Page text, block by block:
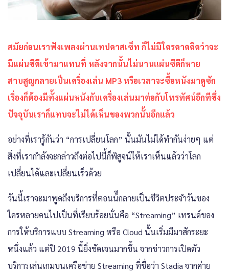
สมัยก่อนเราฟังเพลงผ่านเทปคาสเซ็ท ก็ไม่มีใครคาดคิดว่าจะ
มีแผ่นซีดีเข้ามาแทนที่ หลังจากนั้นไม่นานแผ่นซีดีก็หาย
สาบสูญกลายเป็นเครื่องเล่น MP3 หรือเวลาจะซื้อหนังมาดูซัก
เรื่องก็ต้องมีทั้งแผ่นหนังกับเครื่องเล่นมาต่อกับโทรทัศน์อีกทีซึ่ง
ปัจจุบันเราก็แทบจะไม่ได้เห็นของพวกนั้นอีกแล้ว
อย่างที่เรารู้กันว่า “การเปลี่ยนโลก” นั้นมันไม่ได้ทำกันง่ายๆ แต่
สิ่งที่เรากำลังจะกล่าวถึงต่อไปนี้ก็พิสูจน์ให้เราเห็นแล้วว่าโลก
เปลี่ยนได้และเปลี่ยนเร็วด้วย
วันนี้เราจะมาพูดถึงบริการที่ตอนน้ีกลายเป็นชีวิตประจำวันของ
ใครหลายคนไปเป็นที่เรียบร้อยนั่นคือ “Streaming” เทรนด์ของ
การให้บริการแบบ Streaming หรือ Cloud นั้นเริ่มมีมาสักระยะ
หนึ่งแล้ว แต่ปี 2019 นี้ยิ่งชัดเจนมากขึ้น จากข่าวการเปิดตัว
บริการเล่นเกมบนเครือข่าย Streaming ที่ชื่อว่า Stadia จากค่าย